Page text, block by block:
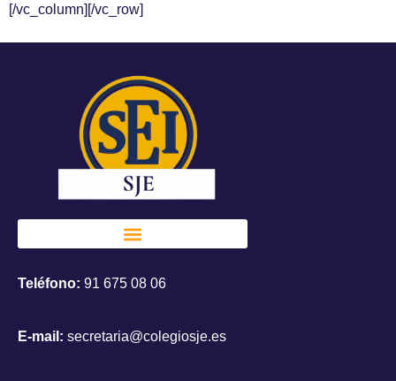
[/vc_column][/vc_row]
Teléfono: 91 675 08 06
E-mail: secretaria@colegiosje.es